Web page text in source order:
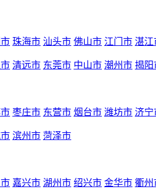
珠海市 汕头市 佛山市 江门市 湛江
清远市 东莞市 中山市 潮州市 揭阳
枣庄市 东营市 烟台市 潍坊市 济宁
滨州市 菏泽市
嘉兴市 湖州市 绍兴市 金华市 衢州